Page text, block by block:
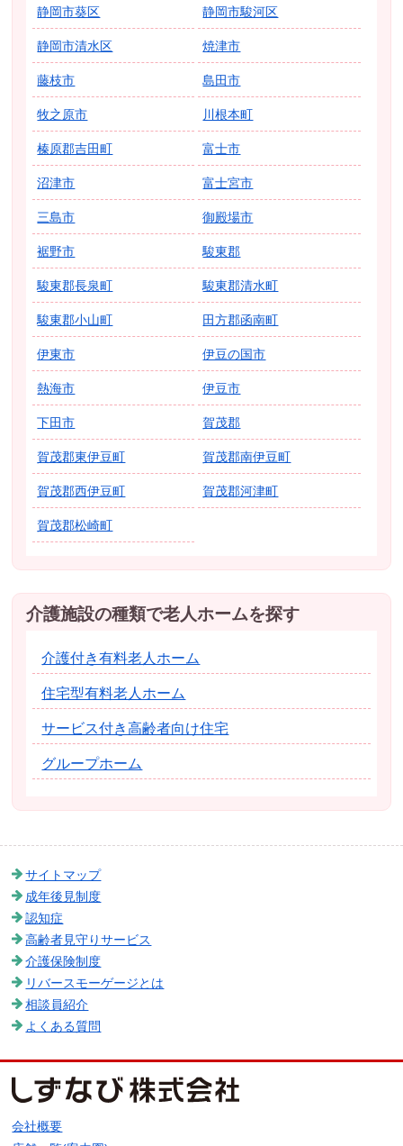
静岡市葵区 静岡市駿河区
静岡市清水区 焼津市
藤枝市 島田市
牧之原市 川根本町
榛原郡吉田町 富士市
沼津市 富士宮市
三島市 御殿場市
裾野市 駿東郡
駿東郡長泉町 駿東郡清水町
駿東郡小山町 田方郡函南町
伊東市 伊豆の国市
熱海市 伊豆市
下田市 賀茂郡
賀茂郡東伊豆町 賀茂郡南伊豆町
賀茂郡西伊豆町 賀茂郡河津町
賀茂郡松崎町
介護施設の種類で老人ホームを探す
介護付き有料老人ホーム
住宅型有料老人ホーム
サービス付き高齢者向け住宅
グループホーム
サイトマップ
成年後見制度
認知症
高齢者見守りサービス
介護保険制度
リバースモーゲージとは
相談員紹介
よくある質問
会社概要